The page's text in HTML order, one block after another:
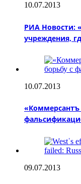
10.07.2013
РИА Новости:
учреждения,
10.07.2013
09.07.2013